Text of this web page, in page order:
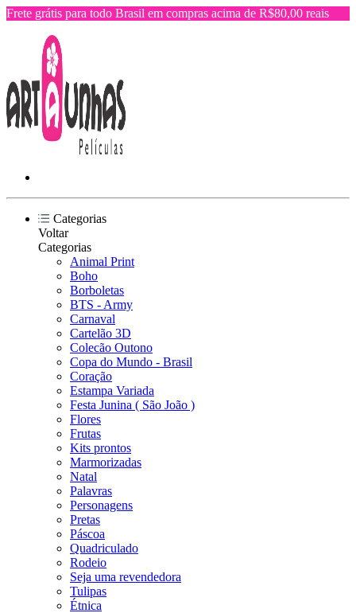
Frete grátis para todo Brasil em compras acima de R$80,00 reais
Categorias
Voltar
Categorias
Animal Print
Boho
Borboletas
BTS - Army
Carnaval
Cartelão 3D
Colecão Outono
Copa do Mundo - Brasil
Coração
Estampa Variada
Festa Junina ( São João )
Flores
Frutas
Kits prontos
Marmorizadas
Natal
Palavras
Personagens
Pretas
Páscoa
Quadriculado
Rodeio
Seja uma revendedora
Tulipas
Étnica